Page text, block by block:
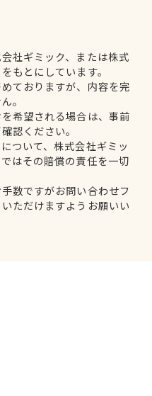
社ギミック、または株式
もとにしています。
ておりますが、内容を完
。
希望される場合は、事前
認ください。
ついて、株式会社ギミッ
はその賠償の責任を一切
数ですがお問い合わせフ
ただけますようお願いい